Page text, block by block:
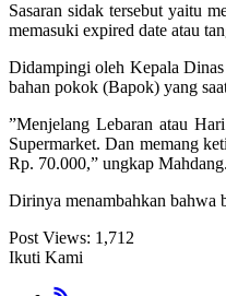
Sasaran sidak tersebut yaitu
memasuki expired date atau
Didampingi oleh Kepala Dinas
bahan pokok (Bapok) yang
”Menjelang Lebaran atau
Supermarket. Dan memang
Rp. 70.000,” ungkap Mahdang.
Dirinya menambahkan bahwa
Post Views: 1,712
Ikuti Kami